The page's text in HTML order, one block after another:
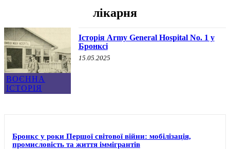
лікарня
ВОЄННА
ІСТОРІЯ
Історія Army General Hospital No. 1 у
Бронксі
15.05.2025
Бронкс у роки Першої світової війни: мобілізація,
промисловість та життя іммігрантів